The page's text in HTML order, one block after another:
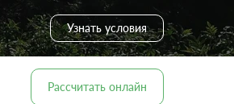
Узнать условия
Рассчитать онлайн